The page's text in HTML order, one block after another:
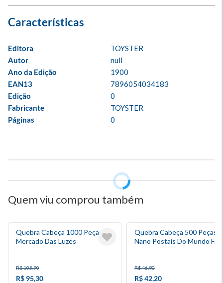
Editora
TOYSTER
Autor
null
Ano da Edição
1900
EAN13
7896054034183
Edição
0
Fabricante
TOYSTER
Páginas
0
Quem viu comprou também
Quebra Cabeça 1000 Peças
Mercado Das Luzes
R$ 105,90
R$ 95,30
Quebra Cabeça 500 Peças
Nano Postais Do Mundo
R$ 46,90
R$ 42,20